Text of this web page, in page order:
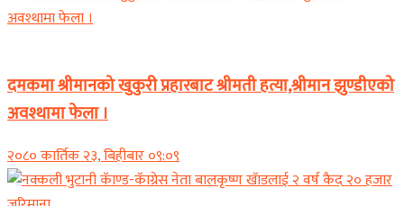
दमकमा श्रीमानको खुकुरी प्रहारबाट श्रीमती हत्या,श्रीमान झुण्डीएको
अवश्थामा फेला ।
२०८० कार्तिक २३, बिहीबार ०९:०९